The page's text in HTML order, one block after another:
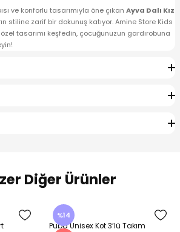
ve konforlu tasarımıyla öne çıkan Ayva Dalı Kız
stiline zarif bir dokunuş katıyor. Amine Store Kids
tasarımı keşfedin, çocuğunuzun gardırobuna
Diğer Ürünler
Tunik
%19
Navi Kız Çocuk Kot Pantolon